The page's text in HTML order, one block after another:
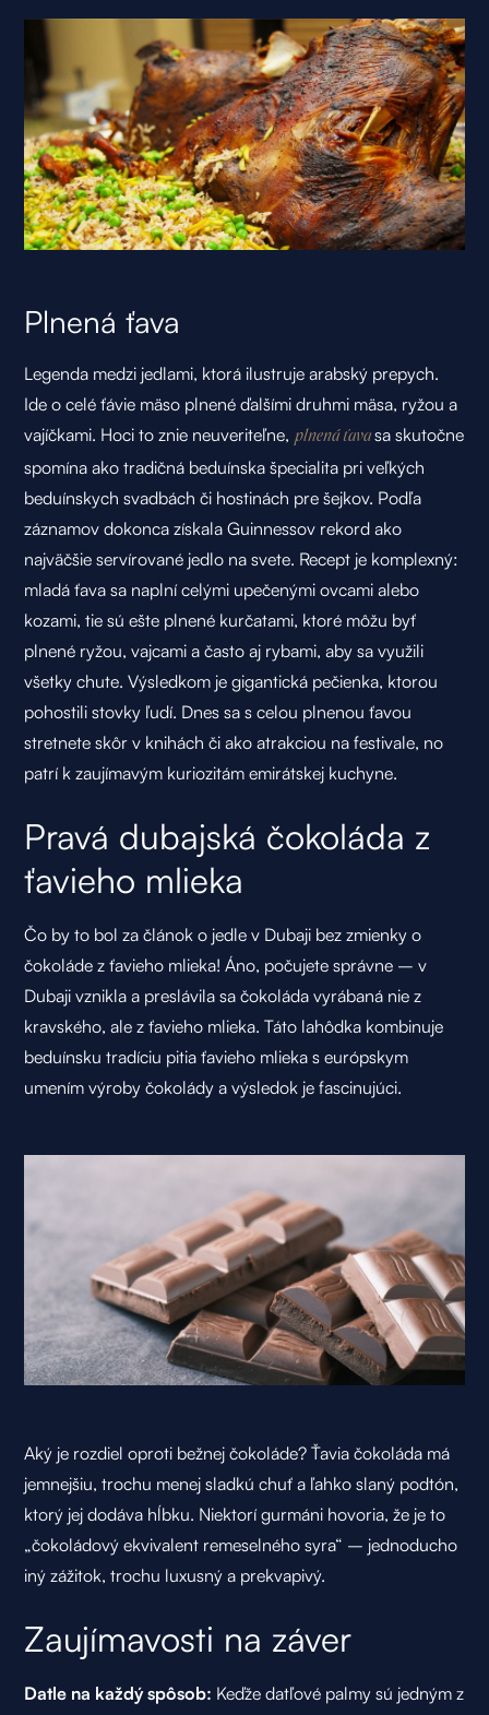
Plnená ťava
Legenda medzi jedlami, ktorá ilustruje arabský prepych.
Ide o celé ťávie mäso plnené ďalšími druhmi mäsa, ryžou a
vajíčkami. Hoci to znie neuveriteľne, plnená ťavasa skutočne
spomína ako tradičná beduínska špecialita pri veľkých
beduínskych svadbách či hostinách pre šejkov. Podľa
záznamov dokonca získala Guinnessov rekord ako
najväčšie servírované jedlo na svete. Recept je komplexný:
mladá ťava sa naplní celými upečenými ovcami alebo
kozami, tie sú ešte plnené kurčatami, ktoré môžu byť
plnené ryžou, vajcami a často aj rybami, aby sa využili
všetky chute. Výsledkom je gigantická pečienka, ktorou
pohostili stovky ľudí. Dnes sa s celou plnenou ťavou
stretnete skôr v knihách či ako atrakciou na festivale, no
patrí k zaujímavým kuriozitám emirátskej kuchyne.
Pravá dubajská čokoláda z
ťavieho mlieka
Čo by to bol za článok o jedle v Dubaji bez zmienky o
čokoláde z ťavieho mlieka! Áno, počujete správne – v
Dubaji vznikla a preslávila sa čokoláda vyrábaná nie z
kravského, ale z ťavieho mlieka. Táto lahôdka kombinuje
beduínsku tradíciu pitia ťavieho mlieka s európskym
umením výroby čokolády a výsledok je fascinujúci.
Aký je rozdiel oproti bežnej čokoláde?Ťavia čokoláda má
jemnejšiu, trochu menej sladkú chuť a ľahko slaný podtón,
ktorý jej dodáva hĺbku. Niektorí gurmáni hovoria, že je to
„čokoládový ekvivalent remeselného syra“ – jednoducho
iný zážitok, trochu luxusný a prekvapivý.
Zaujímavosti na záver
Datle na každý spôsob: Keďže datľové palmy sú jedným z